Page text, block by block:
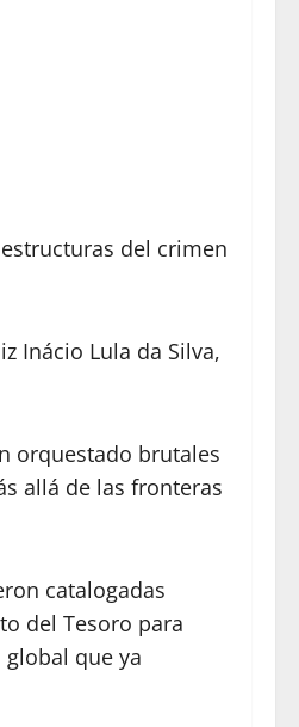
del crimen
Inácio Lula da Silva,
orquestado brutales
allá de las fronteras
catalogadas
del Tesoro para
que ya